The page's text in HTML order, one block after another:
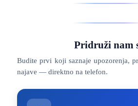
Pridruži nam
Budite prvi koji saznaje upozorenja,
najave — direktno na telefon.